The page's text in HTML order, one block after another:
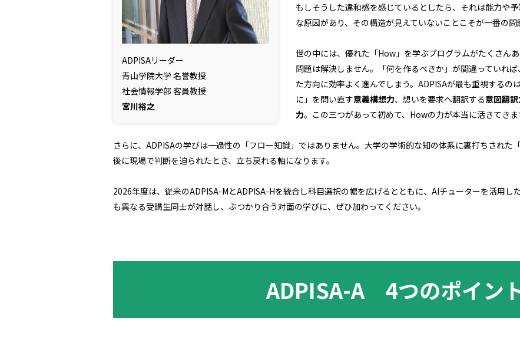
ADPISAリーダー
青山学院大学 名誉教授
社会情報学部 客員教授
宮川裕之
もしそうした違和感を感じているとしたら、それは能力や
な原因があり、その構造が見えていないことこそが一番の問
世の中には、優れた「How」を学ぶプログラムがたくさん
問題は解決しません。「何を作るべきか」が間違っていれ
た方向に効率よく進んでしまう。ADPISAが最も重視するの
に」を問い直す意義構想力、想いを要求へ翻訳する意図翻訳
力。この三つがあって初めて、Howの力が本当に活きてきま
さらに、ADPISAの学びは一過性の「フロー知識」ではありません。大学の学術的な知の体系に裏打ちされた
後に現場で判断を迫られたとき、立ち戻れる軸になります。
2026年度は、従来のADPISA-MとADPISA-Hを統合し科目選択の幅を広げるとともに、AIチューターを活用し
も異なる受講生同士が対話し、ぶつかり合う対面の学びに、ぜひ加わってください。
ADPISA-A 4つのポイン